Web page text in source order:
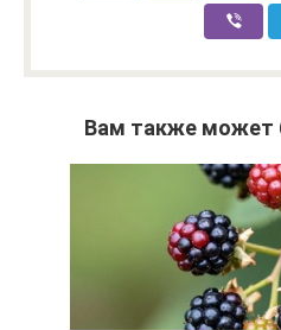
Вам также может